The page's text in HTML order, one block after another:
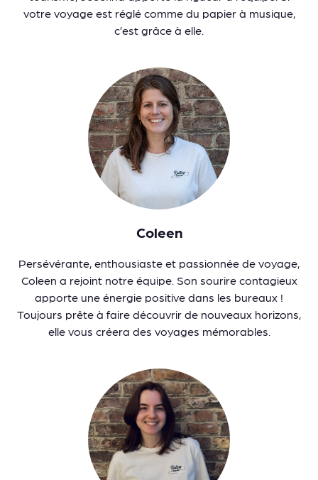
votre voyage est réglé comme du papier à musique,
c’est grâce à elle.
Coleen
Persévérante, enthousiaste et passionnée de voyage,
Coleen a rejoint notre équipe. Son sourire contagieux
apporte une énergie positive dans les bureaux !
Toujours prête à faire découvrir de nouveaux horizons,
elle vous créera des voyages mémorables.